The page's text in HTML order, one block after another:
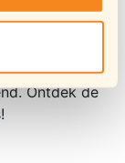
Ontdek de